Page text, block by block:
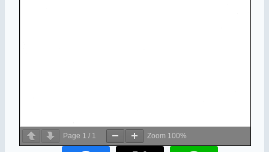
Page 1 / 1 Zoom 100%